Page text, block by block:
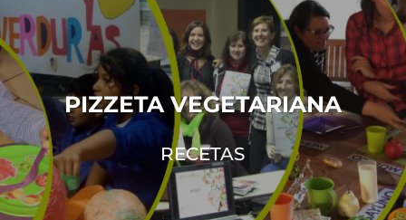
PIZZETA VEGETARIANA
RECETAS